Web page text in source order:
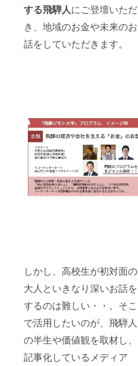
する飛騨人にご登壇いただ
き、地域のお金や未来のお
話をしていただきます。
しかし、高校生が初対面の
大人といきなり深いお話を
するのは難しい・・。そこ
で活用したいのが、飛騨人
の半生や価値観を取材し、
記事化しているメディア